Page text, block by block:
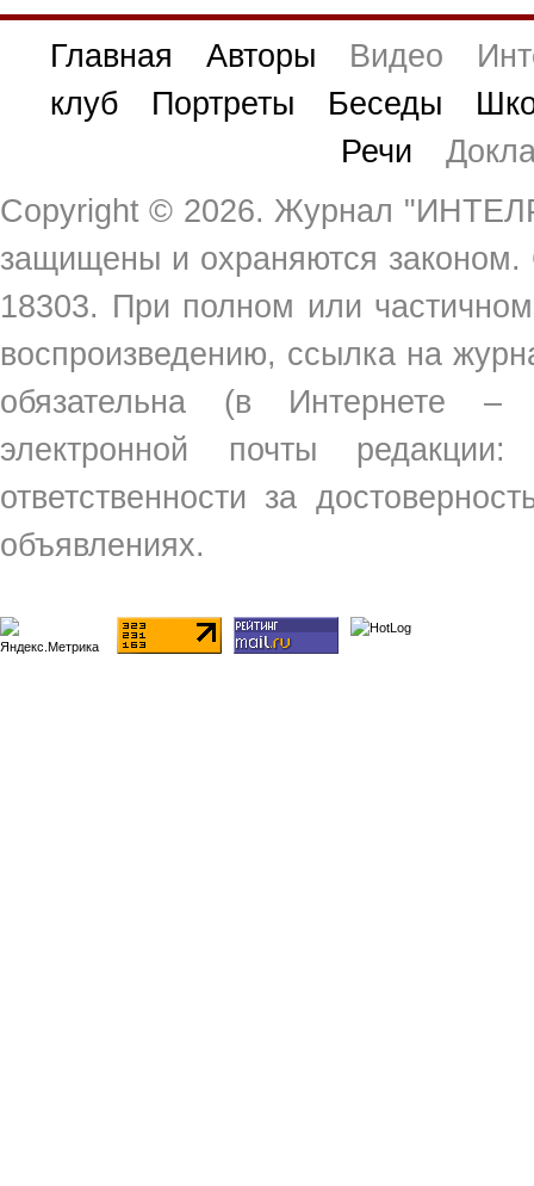
Главная Авторы Видео
клуб
Портреты Беседы
Речи
Copyright © 2026. Журнал
защищены и охраняются
18303. При полном или
воспроизведению, ссылка на
обязательна (в Интернете
электронной почты
ответственности за
объявлениях.